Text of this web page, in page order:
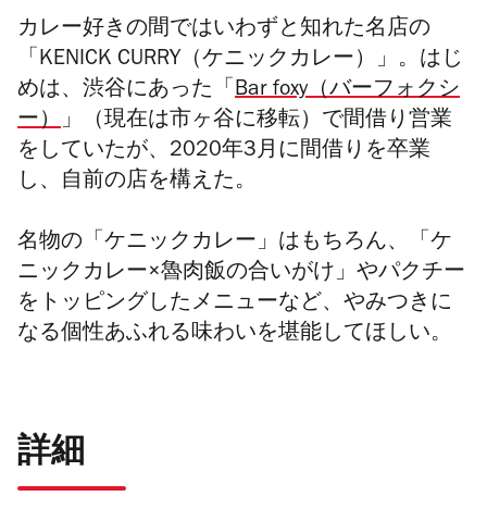
カレー好きの間ではいわずと知れた名店の
「KENICK CURRY（ケニックカレー）」。はじ
めは、渋谷にあった「 Bar foxy（バーフォクシ
ー）」（現在は市ヶ谷に移転）
で間借り営業
をしていたが、2020年3月に間借りを卒業
し、自前の店を構えた。
名物の「ケニックカレー」はもちろん、「ケ
ニックカレー×魯肉飯の合いがけ」やパクチー
をトッピングしたメニューなど、やみつきに
なる個性あふれる味わいを堪能してほしい。
詳細